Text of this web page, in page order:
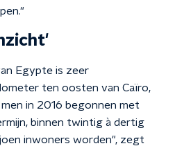
Egypte is zeer
ten oosten van Caïro,
in 2016 begonnen met
binnen twintig à dertig
inwoners worden", zegt